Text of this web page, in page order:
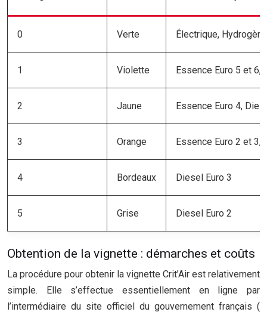
0 Verte Électrique, Hydrogène
1 Violette Essence Euro 5 et 6,
2 Jaune Essence Euro 4,
3 Orange Essence Euro 2 et 3,
4 Bordeaux Diesel Euro 3
5 Grise Diesel Euro 2
Obtention de la vignette : démarches et coûts
La procédure pour obtenir la vignette Crit’Air est relativement
simple. Elle s’effectue essentiellement en ligne par
l’intermédiaire du site officiel du gouvernement français (